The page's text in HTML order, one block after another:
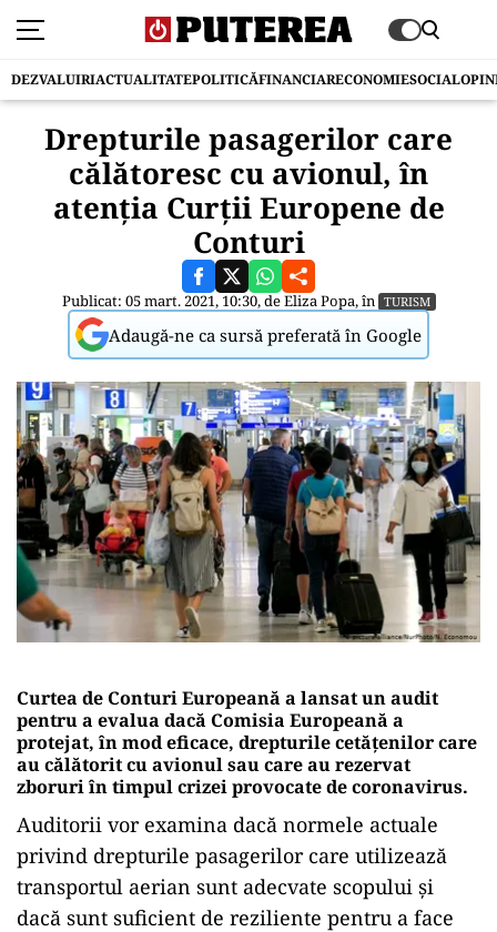
DEZVALUIRIACTUALITATEPOLITICĂFINANCIARECONOMIESOCIAL
Drepturile pasagerilor care
călătoresc cu avionul, în
atenția Curții Europene de
Conturi
Publicat: 05 mart. 2021, 10:30, deEliza Popa, în TURISM
Adaugă-ne ca sursă preferată în Google
Curtea de Conturi Europeană a lansat un audit
pentru a evalua dacă Comisia Europeană a
protejat, în mod eficace, drepturile cetăţenilor care
au călătorit cu avionul sau care au rezervat
zboruri în timpul crizei provocate de coronavirus.
Auditorii vor examina dacă normele actuale
privind drepturile pasagerilor care utilizează
transportul aerian sunt adecvate scopului şi
dacă sunt suficient de reziliente pentru a face